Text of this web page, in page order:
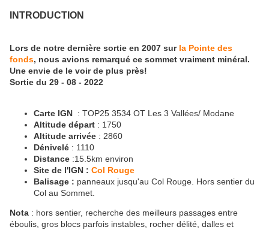
INTRODUCTION
Lors de notre dernière sortie en 2007 surla Pointe des
fonds, nous avions remarqué ce sommet vraiment minéral.
Une envie de le voir de plus près!
Sortie du 29 - 08 - 2022
Carte IGN : TOP25 3534 OT Les 3 Vallées/ Modane
Altitude départ : 1750
Altitude arrivée : 2860
Dénivelé : 1110
Distance :15.5km environ
Site de l'IGN : Col Rouge
Balisage : panneaux jusqu'au Col Rouge. Hors sentier du
Col au Sommet.
Nota : hors sentier, recherche des meilleurs passages entre
éboulis, gros blocs parfois instables, rocher délité, dalles et